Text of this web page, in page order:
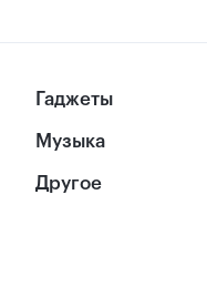
Гаджеты
Музыка
Другое